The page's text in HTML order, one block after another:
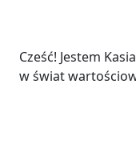
Cześć! Jestem
w świat